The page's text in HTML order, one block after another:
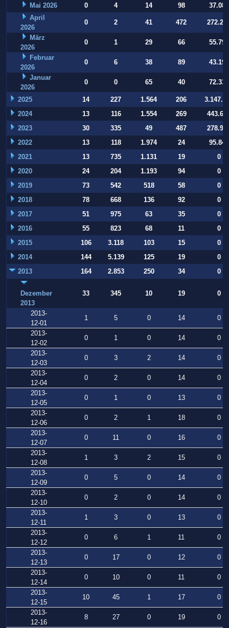
Mai 2026 0 4 14 98
37.084
April
2026
0 2 41 472
März
2026
0 1 29 66
55.794
Februar
2026
0 6 38 89
43.197
Januar
2026
0 0 65 40 72.332
2025 14 227 1.564 206
2024
13 116 1.554 269
2023
30 335 49 487
2022
13 118 1.974 24
95.847
2021
13 735 1.131 19
0
2020
24 204 1.193 94
0
2019
73 542 518 58
0
2018
78 668 136 92
0
2017
51 975 63 35
0
2016
55 823 68 11
0
2015
106 3.118 103 15
0
2014
144 5.139 125 19
0
2013
164 2.853 250 34 0
Dezember
2013
33 345 10 19 0
2013-
12-01
1 5 0 14
0
2013-
12-02
0 1 0 14
0
2013-
12-03
0 3 2 14
0
2013-
12-04
0 2 0 14
0
2013-
12-05
0 1 0 13
0
2013-
12-06
0 2 1 18
0
2013-
12-07
0 11 0 16
0
2013-
12-08
1 3 2 15
0
2013-
12-09
0 5 0 14
0
2013-
12-10
0 2 0 14
0
2013-
12-11
1 3 0 13
0
2013-
12-12
0 6 1 11
0
2013-
12-13
0 17 0 12
0
2013-
12-14
0 10 0 11
0
2013-
12-15
10 45 1 17
0
2013-
12-16
8 27 0 19
0